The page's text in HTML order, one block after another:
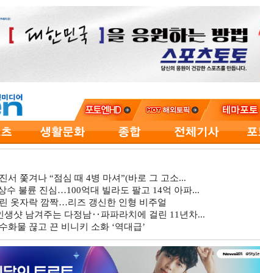
서 쫓겨나 “점심 때 4병 마셔”(바로 그 고소...
수 불륜 진심…100억대 빌라도 팔고 14억 아파...
옷자락 깜짝…리즈 갱신한 인형 비주얼
생샷 남겨주는 다정남‥파파라치에 걸린 11년차...
화물 끊고 끈 비니키 소화 ‘역대급’